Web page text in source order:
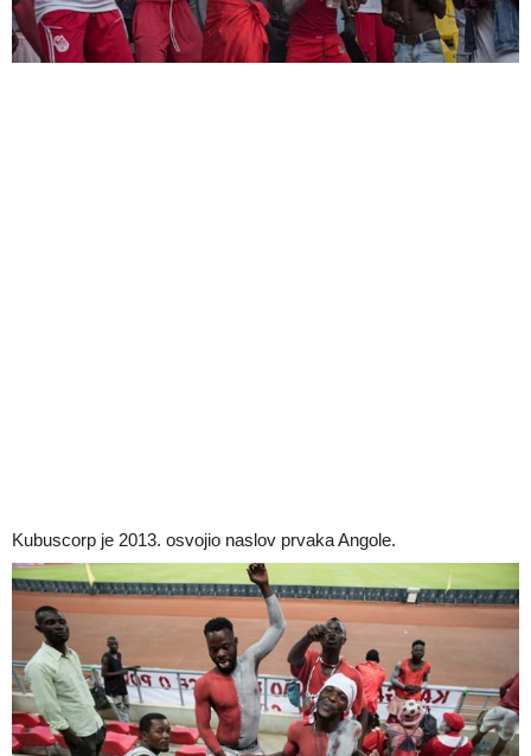
Kubuscorp je 2013. osvojio naslov prvaka Angole.